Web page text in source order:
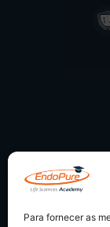
Para fornecer as